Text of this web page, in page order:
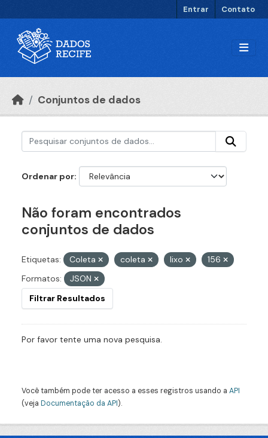
Entrar Contato
Conjuntos de dados
Ordenar por
Não foram encontrados
conjuntos de dados
Etiquetas: Coleta coleta lixo
156
Formatos:
JSON
Filtrar Resultados
Por favor tente uma nova pesquisa.
Você também pode ter acesso a esses registros usando a API
(veja Documentação da API).